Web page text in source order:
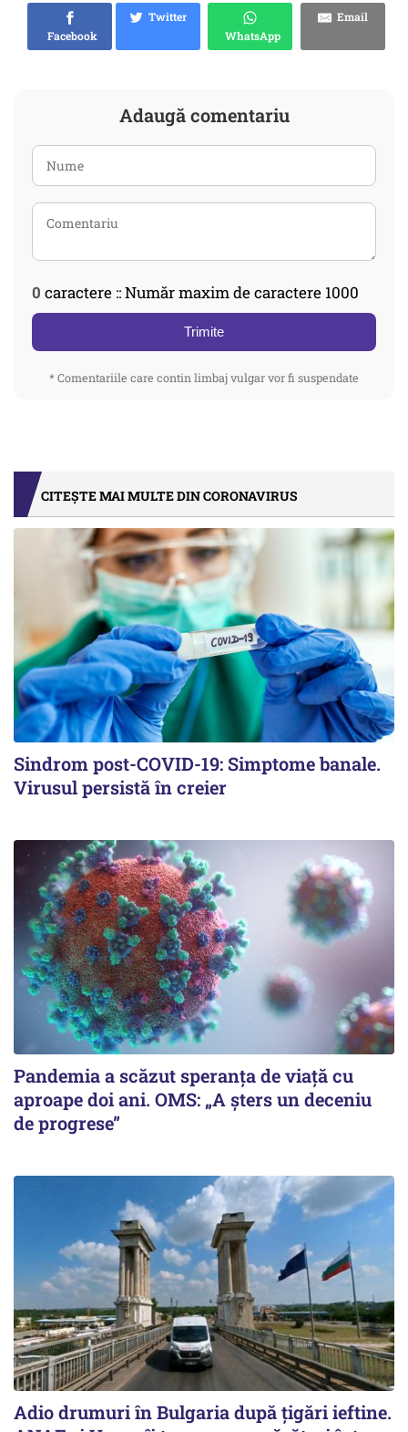
Facebook
Twitter
WhatsApp
Email
Adaugă comentariu
0 caractere :: Număr maxim de caractere 1000
Trimite
* Comentariile care contin limbaj vulgar vor fi suspendate
CITEȘTE MAI MULTE DIN CORONAVIRUS
Sindrom post-COVID-19: Simptome banale.
Virusul persistă în creier
Pandemia a scăzut speranţa de viaţă cu
aproape doi ani. OMS: „A şters un deceniu
de progrese”
Adio drumuri în Bulgaria după țigări ieftine.